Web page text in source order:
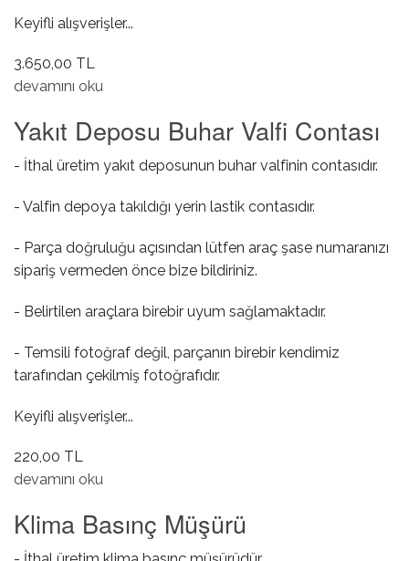
Keyifli alışverişler...
3.650,00 TL
Hava Akışmetre Sensörü hakkında
devamını oku
Yakıt Deposu Buhar Valfi Contası
- İthal üretim yakıt deposunun buhar valfinin contasıdır.
- Valfin depoya takıldığı yerin lastik contasıdır.
- Parça doğruluğu açısından lütfen araç şase numaranızı
sipariş vermeden önce bize bildiriniz.
- Belirtilen araçlara birebir uyum sağlamaktadır.
- Temsili fotoğraf değil, parçanın birebir kendimiz
tarafından çekilmiş fotoğrafıdır.
Keyifli alışverişler...
220,00 TL
Yakıt Deposu Buhar Valfi Contası hakkında
devamını oku
Klima Basınç Müşürü